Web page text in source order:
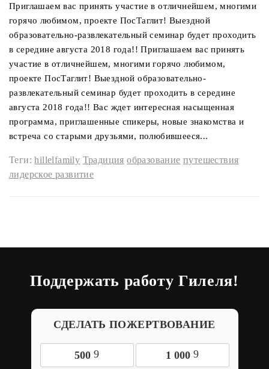
Приглашаем вас принять участие в отличнейшем, многими
горячо любимом, проекте ПосТаглит! Выездной
образовательно-развлекательный семинар будет проходить
в середине августа 2018 года!! Приглашаем вас принять
участие в отличнейшем, многими горячо любимом,
проекте ПосТаглит! Выездной образовательно-
развлекательный семинар будет проходить в середине
августа 2018 года!! Вас ждет интересная насыщенная
программа, приглашенные спикеры, новые знакомства и
встреча со старыми друзьями, полюбившееся...
Теги:hillelfamily Традиция образование путешествия
лидерское развитие
Поддержать работу Гилеля!
СДЕЛАТЬ ПОЖЕРТВОВАНИЕ
500 9 1 000 9